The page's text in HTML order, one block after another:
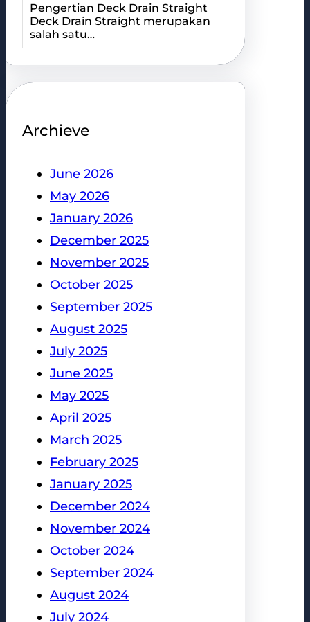
Pengertian Deck Drain Straight
Deck Drain Straight merupakan
salah satu…
Archieve
June 2026
May 2026
January 2026
December 2025
November 2025
October 2025
September 2025
August 2025
July 2025
June 2025
May 2025
April 2025
March 2025
February 2025
January 2025
December 2024
November 2024
October 2024
September 2024
August 2024
July 2024